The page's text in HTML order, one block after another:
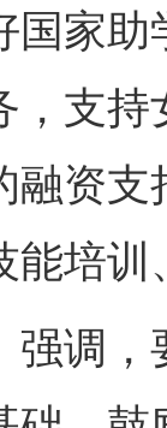
国家
，支
融资支
能培
调，